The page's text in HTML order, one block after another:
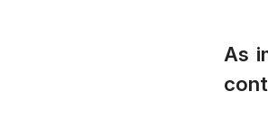
As